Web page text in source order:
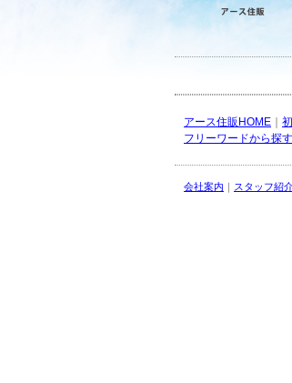
アース住販HOME
フリーワードから探す
会社案内 ｜ スタッフ紹